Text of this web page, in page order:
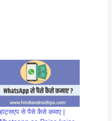
से पैसे कैसे कमाए |